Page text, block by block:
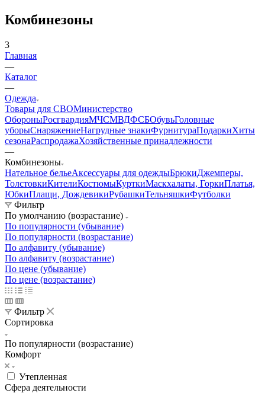
Комбинезоны
3
Главная
—
Каталог
—
Одежда
Товары для СВОМинистерство
ОбороныРосгвардияМЧСМВДФСБОбувьГоловные
уборыСнаряжениеНагрудные знакиФурнитураПодаркиХиты
сезонаРаспродажаХозяйственные принадлежности
—
Комбинезоны
Нательное бельеАксессуары для одеждыБрюкиДжемперы,
ТолстовкиКителиКостюмыКурткиМаскхалаты, ГоркиПлатья,
ЮбкиПлащи, ДождевикиРубашкиТельняшкиФутболки
Фильтр
По умолчанию (возрастание)
По популярности (убывание)
По популярности (возрастание)
По алфавиту (убывание)
По алфавиту (возрастание)
По цене (убывание)
По цене (возрастание)
Фильтр
Сортировка
По популярности (возрастание)
Комфорт
Утепленная
Сфера деятельности